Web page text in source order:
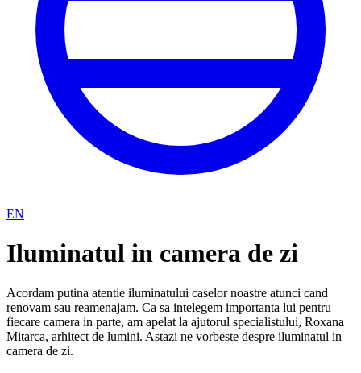
EN
Iluminatul in camera de zi
Acordam putina atentie iluminatului caselor noastre atunci cand
renovam sau reamenajam. Ca sa intelegem importanta lui pentru
fiecare camera in parte, am apelat la ajutorul specialistului, Roxana
Mitarca, arhitect de lumini. Astazi ne vorbeste despre iluminatul in
camera de zi.